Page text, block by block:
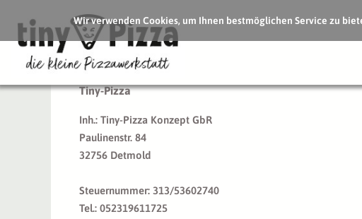
Tiny-Pizza
Inh.: Tiny-Pizza Konzept GbR
Paulinenstr. 84
32756 Detmold
Steuernummer: 313/53602740
Tel.: 052319611725
Wir verwenden Cookies, um Ihnen bestmöglichen Service zu